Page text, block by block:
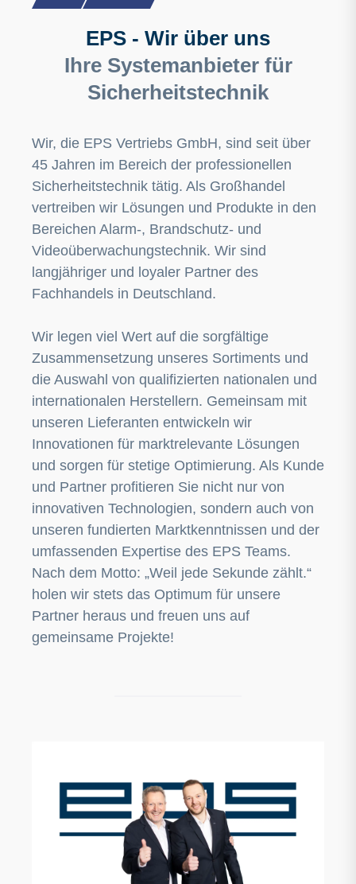
EPS - Wir über uns
Ihre Systemanbieter für
Sicherheitstechnik
Wir, die EPS Vertriebs GmbH, sind seit über
45 Jahren im Bereich der professionellen
Sicherheitstechnik tätig. Als Großhandel
vertreiben wir Lösungen und Produkte in den
Bereichen Alarm-, Brandschutz- und
Videoüberwachungstechnik. Wir sind
langjähriger und loyaler Partner des
Fachhandels in Deutschland.
Wir legen viel Wert auf die sorgfältige
Zusammensetzung unseres Sortiments und
die Auswahl von qualifizierten nationalen und
internationalen Herstellern. Gemeinsam mit
unseren Lieferanten entwickeln wir
Innovationen für marktrelevante Lösungen
und sorgen für stetige Optimierung. Als Kunde
und Partner profitieren Sie nicht nur von
innovativen Technologien, sondern auch von
unseren fundierten Marktkenntnissen und der
umfassenden Expertise des EPS Teams.
Nach dem Motto: „Weil jede Sekunde zählt.“
holen wir stets das Optimum für unsere
Partner heraus und freuen uns auf
gemeinsame Projekte!